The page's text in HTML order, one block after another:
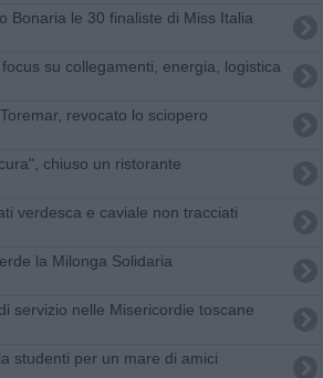
Bonaria le 30 finaliste di Miss Italia
su collegamenti, energia, logistica
revocato lo sciopero
chiuso un ristorante
verdesca e caviale non tracciati
la Milonga Solidaria
servizio nelle Misericordie toscane
studenti per un mare di amici